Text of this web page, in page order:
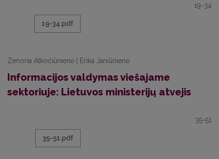
19-34
19-34.pdf
Zenona Atkočiūnienė | Erika Janiūnienė
Informacijos valdymas viešajame
sektoriuje: Lietuvos ministerijų atvejis
35-51
35-51.pdf